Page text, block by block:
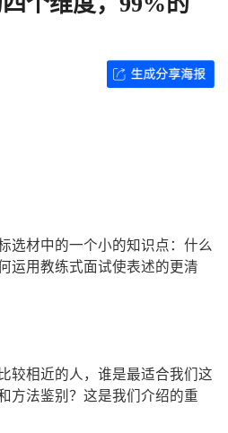
选材中的一个小的知识点：什么
运用教练式面试使表述的更清
较相近的人，谁是最适合我们这
方法鉴别？这是我们介绍的重